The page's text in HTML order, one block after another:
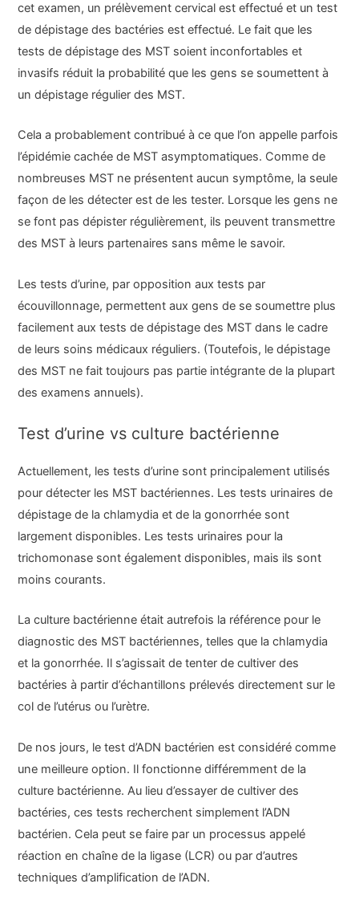
cet examen, un prélèvement cervical est effectué et un test
de dépistage des bactéries est effectué. Le fait que les
tests de dépistage des MST soient inconfortables et
invasifs réduit la probabilité que les gens se soumettent à
un dépistage régulier des MST.
Cela a probablement contribué à ce que l’on appelle parfois
l’épidémie cachée de MST asymptomatiques. Comme de
nombreuses MST ne présentent aucun symptôme, la seule
façon de les détecter est de les tester. Lorsque les gens ne
se font pas dépister régulièrement, ils peuvent transmettre
des MST à leurs partenaires sans même le savoir.
Les tests d’urine, par opposition aux tests par
écouvillonnage, permettent aux gens de se soumettre plus
facilement aux tests de dépistage des MST dans le cadre
de leurs soins médicaux réguliers. (Toutefois, le dépistage
des MST ne fait toujours pas partie intégrante de la plupart
des examens annuels).
Test d’urine vs culture bactérienne
Actuellement, les tests d’urine sont principalement utilisés
pour détecter les MST bactériennes. Les tests urinaires de
dépistage de la chlamydia et de la gonorrhée sont
largement disponibles. Les tests urinaires pour la
trichomonase sont également disponibles, mais ils sont
moins courants.
La culture bactérienne était autrefois la référence pour le
diagnostic des MST bactériennes, telles que la chlamydia
et la gonorrhée. Il s’agissait de tenter de cultiver des
bactéries à partir d’échantillons prélevés directement sur le
col de l’utérus ou l’urètre.
De nos jours, le test d’ADN bactérien est considéré comme
une meilleure option. Il fonctionne différemment de la
culture bactérienne. Au lieu d’essayer de cultiver des
bactéries, ces tests recherchent simplement l’ADN
bactérien. Cela peut se faire par un processus appelé
réaction en chaîne de la ligase (LCR) ou par d’autres
techniques d’amplification de l’ADN.